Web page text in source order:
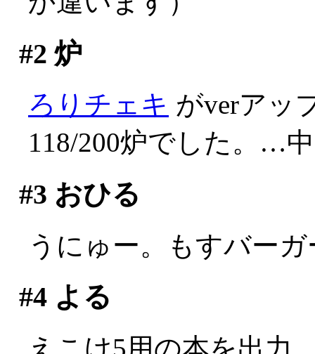
#2 炉
ろりチェキ がverアッ
118/200炉でした。…
#3 おひる
うにゅー。もすバーガ
#4よる